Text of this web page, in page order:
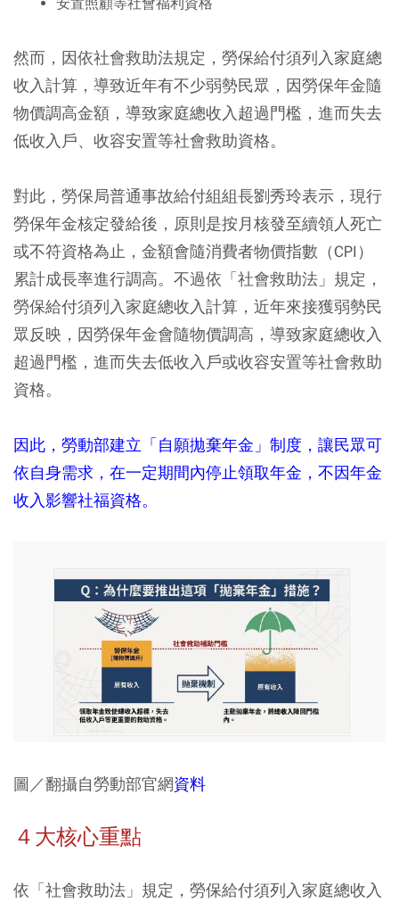
然而，因依社會救助法規定，勞保給付須列入家庭總
收入計算，導致近年有不少弱勢民眾，因勞保年金隨
物價調高金額，導致家庭總收入超過門檻，進而失去
低收入戶、收容安置等社會救助資格。
對此，勞保局普通事故給付組組長劉秀玲表示，現行
勞保年金核定發給後，原則是按月核發至續領人死亡
或不符資格為止，金額會隨消費者物價指數（CPI）
累計成長率進行調高。不過依「社會救助法」規定，
勞保給付須列入家庭總收入計算，近年來接獲弱勢民
眾反映，因勞保年金會隨物價調高，導致家庭總收入
超過門檻，進而失去低收入戶或收容安置等社會救助
資格。
因此，勞動部建立「自願拋棄年金」制度，讓民眾可
依自身需求，在一定期間內停止領取年金，不因年金
收入影響社福資格。
圖／翻攝自勞動部官網資料
４大核心重點
依「社會救助法」規定，勞保給付須列入家庭總收入